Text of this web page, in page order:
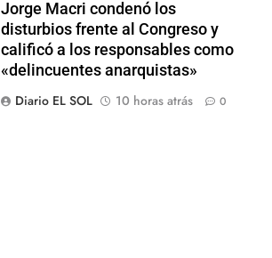
Jorge Macri condenó los
disturbios frente al Congreso y
calificó a los responsables como
«delincuentes anarquistas»
Diario EL SOL
10 horas atrás 0